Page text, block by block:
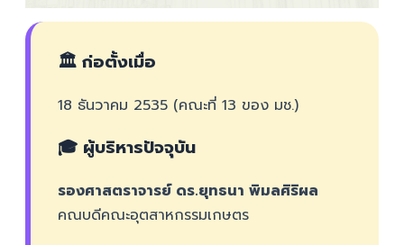
🏛️ ก่อตั้งเมื่อ
18 ธันวาคม 2535 (คณะที่ 13 ของ มช.)
🎓 ผู้บริหารปัจจุบัน
รองศาสตราจารย์ ดร.ยุทธนา พิมลศิริผล
คณบดีคณะอุตสาหกรรมเกษตร